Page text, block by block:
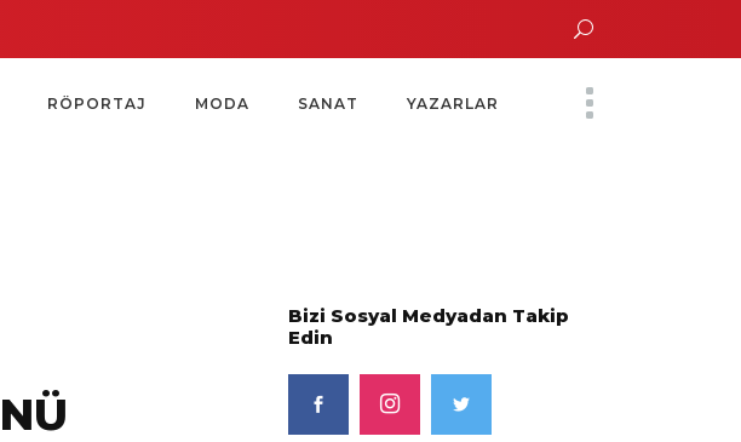
Yolculuk
Yoko Ono Sergisi Özel Bir Davetle Açıldı
RÖPORTAJ MODA SANAT YAZARLAR
Bizi Sosyal Medyadan Takip
Edin